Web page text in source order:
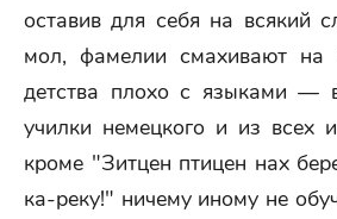
оставив для себя на всякий
мол, фамелии смахивают на
детства плохо с языками —
училки немецкого и из всех
кроме "Зитцен птицен нах
ка-реку!" ничему иному не